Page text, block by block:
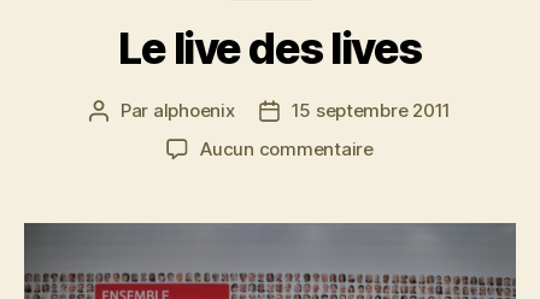
Le live des lives
Auteur
Par alphoenix
Date15 septembre 2011
Aucun commentairesur
des